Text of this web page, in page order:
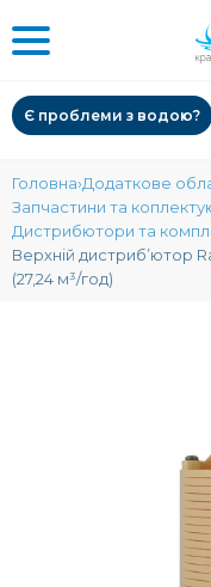
Є проблеми з водою?
Головна Додаткове
Запчастини та
Дистрибютори та
Верхній дистриб’ютор
(27,24 м³/год)